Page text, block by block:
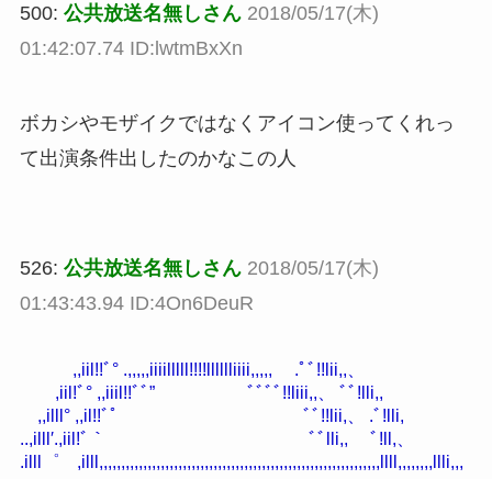
500: 公共放送名無しさん 2018/05/17(木)
01:42:07.74 ID:lwtmBxXn
ボカシやモザイクではなくアイコン使ってくれっ
て出演条件出したのかなこの人
526: 公共放送名無しさん 2018/05/17(木)
01:43:43.94 ID:4On6DeuR
,,iil!!ﾞ° .,,,,,iiiilllll!!!!lllllliiii,,,,, .ﾟﾞ!!lii,,、
,iil!ﾞ° ,,iiil!!ﾞﾞ” ﾞﾞﾞﾞ!!liii,,、 ﾞﾞ!lli,,
,,illl° ,,il!!ﾞ゜ ﾞﾞ!!lii,、 .ﾞ!lli,
..,illl′.,iil!ﾞ｀ ﾞﾞlli,, ﾞ!ll,、
.illl゜ ,illl,,,,,,,,,,,,,,,,,,,,,,,,,,,,,,,,,,,,,,,,,,,,,,,,,,,,,,,,,,,,,,,,llll,,,,,,,,llli,,,